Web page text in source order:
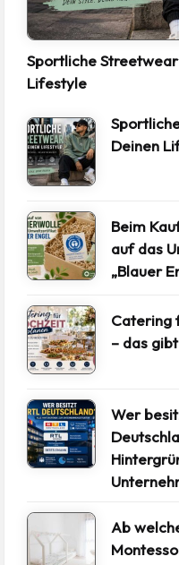
Sportliche
Lifestyle
Deinen
Beim
auf das
„Blauer
Catering
– das
Wer
Ab